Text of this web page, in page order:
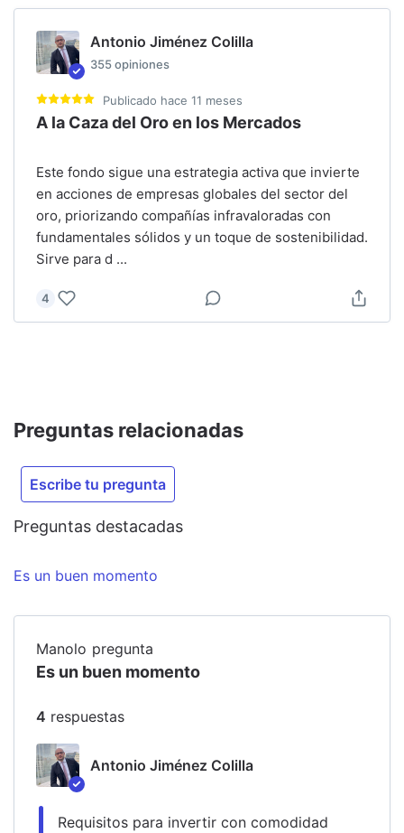
Antonio Jiménez Colilla
355opiniones
Publicado hace 11 meses
A la Caza del Oro en los Mercados
Este fondo sigue una estrategia activa que invierte
en acciones de empresas globales del sector del
oro, priorizando compañías infravaloradas con
fundamentales sólidos y un toque de sostenibilidad.
Sirve para d ...
4
Preguntas relacionadas
Escribe tu pregunta
Preguntas destacadas
Es un buen momento
Manolo pregunta
Es un buen momento
4 respuestas
Antonio Jiménez Colilla
Requisitos para invertir con comodidad